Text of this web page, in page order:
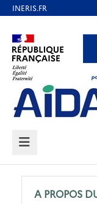
contenu
principal
Aller au contenu
Aller au pied de
MENU
A PROPOS